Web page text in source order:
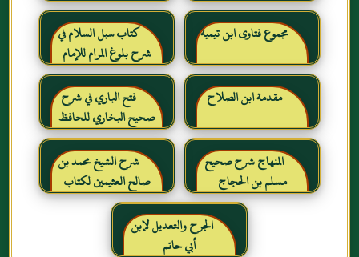
مجموع فتاوى ابن تيمية
كتاب سبل السلام في
شرح بلوغ المرام للإمام
الصنعاني رحمه الله
مقدمة ابن الصلاح
فتح الباري في شرح
صحيح البخاري للحافظ
ابن حجر العسقلاني
المنهاج شرح صحيح
مسلم بن الحجاج
شرح الشيخ محمد بن
صالح العثيمين لكتاب
رياض الصالحين للإمام
النووي رحمهم الله تعالىالجرح والتعديل لإبن
أبي حاتم